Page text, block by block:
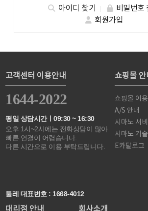
아이디 찾기
비밀번호
회원가입
고객센터 이용안내
1644-2022
평일 상담시간ㅣ09:30 ~ 16:30
오후 1시~2시에는 전화상담이 많아
빠른 연결이 어렵습니다.
다른 시간으로 이용 부탁드립니다.
툴레 대표번호 : 1668-4012
쇼핑몰 안
쇼핑몰 이
A/S 안내
시마노 서
시마노 기
E카탈로그
대리점 안내 회사소개